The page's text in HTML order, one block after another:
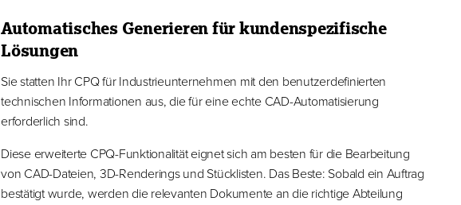
Automatisches Generieren für kundenspezifische
Lösungen
Sie statten Ihr CPQ für Industrieunternehmen mit den benutzerdefinierten
technischen Informationen aus, die für eine echte CAD-Automatisierung
erforderlich sind.
Diese erweiterte CPQ-Funktionalität eignet sich am besten für die Bearbeitung
von CAD-Dateien, 3D-Renderings und Stücklisten. Das Beste: Sobald ein Auftrag
bestätigt wurde, werden die relevanten Dokumente an die richtige Abteilung